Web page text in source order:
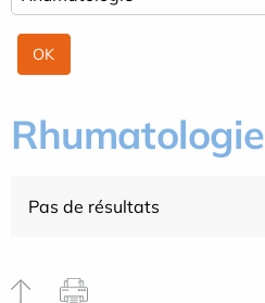
Rhumatologie
Pas de résultats